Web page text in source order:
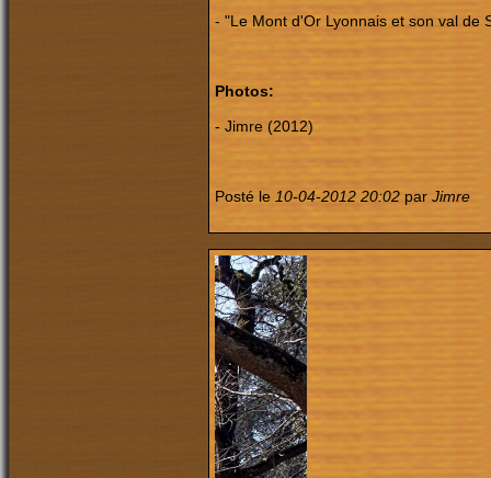
- "Le Mont d'Or Lyonnais et son val de
Photos:
- Jimre (2012)
Posté le 10-04-2012 20:02 par Jimre